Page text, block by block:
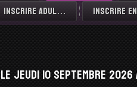
Inscrire Adul…
Inscrire
Le jeudi 10 septembre